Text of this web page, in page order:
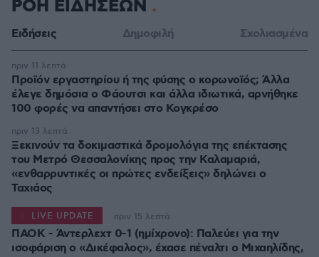
ΡΟΗ ΕΙΔΗΣΕΩΝ
Ειδήσεις Δημοφιλή Σχολιασμένα
Προϊόν εργαστηρίου ή της φύσης ο κορωνοϊός; Άλλα
έλεγε δημόσια ο Φάουτσι και άλλα ιδιωτικά, αρνήθηκε
100 φορές να απαντήσει στο Κογκρέσο
πριν 11 λεπτά
Ξεκινούν τα δοκιμαστικά δρομολόγια της επέκτασης
του Μετρό Θεσσαλονίκης προς την Καλαμαριά,
«ενθαρρυντικές οι πρώτες ενδείξεις» δηλώνει ο
Ταχιάος
πριν 13 λεπτά
ΠΑΟΚ - Άντερλεχτ 0-1 (ημίχρονο): Παλεύει για την
ισοφάριση ο «Δικέφαλος», έχασε πέναλτι ο Μιχαηλίδης,
LIVE UPDATE πριν 15 λεπτά